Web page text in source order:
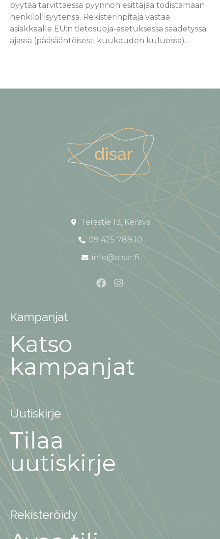
pyytää tarvittaessa pyynnön esittäjää todistamaan
henkilöllisyytensä. Rekisterinpitäjä vastaa
asiakkaalle EU:n tietosuoja-asetuksessa säädetyssä
ajassa (pääsääntöisesti kuukauden kuluessa).
Terästie 13, Kerava
09 425 789 10
info@disar.fi
Kampanjat
Katso
kampanjat
Uutiskirje
Tilaa
uutiskirje
Rekisteröidy